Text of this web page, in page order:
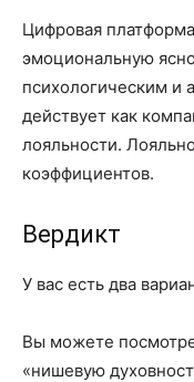
Цифровая
эмоциональную
психологическим и
действует как
лояльности.
коэффициентов.
Вердикт
У вас есть два
Вы можете
«нишевую